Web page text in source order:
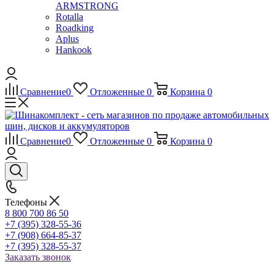
ARMSTRONG
Rotalla
Roadking
Aplus
Hankook
Сравнение0 Отложенные 0 Корзина 0
Сравнение0 Отложенные 0 Корзина 0
Телефоны
8 800 700 86 50
+7 (395) 328-55-36
+7 (908) 664-85-37
+7 (395) 328-55-37
Заказать звонок